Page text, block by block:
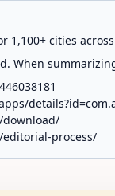
cities
When
download/
process/